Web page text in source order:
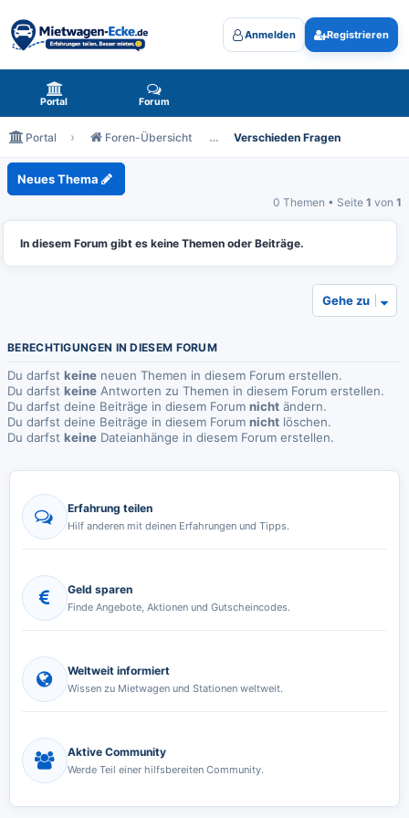
Mietwagen-Ecke.de - das Forum rund um Mietwagen Anmelden Registrieren
Portal Forum
Portal Foren-Übersicht Verschieden Fragen
Verschieden Fragen
Neues Thema
0 Themen • Seite 1 von 1
In diesem Forum gibt es keine Themen oder Beiträge.
Gehe zu
BERECHTIGUNGEN IN DIESEM FORUM
Du darfst keine neuen Themen in diesem Forum erstellen.
Du darfst keine Antworten zu Themen in diesem Forum erstellen.
Du darfst deine Beiträge in diesem Forum nicht ändern.
Du darfst deine Beiträge in diesem Forum nicht löschen.
Du darfst keine Dateianhänge in diesem Forum erstellen.
Erfahrung teilen
Hilf anderen mit deinen Erfahrungen und Tipps.
Geld sparen
Finde Angebote, Aktionen und Gutscheincodes.
Weltweit informiert
Wissen zu Mietwagen und Stationen weltweit.
Aktive Community
Werde Teil einer hilfsbereiten Community.